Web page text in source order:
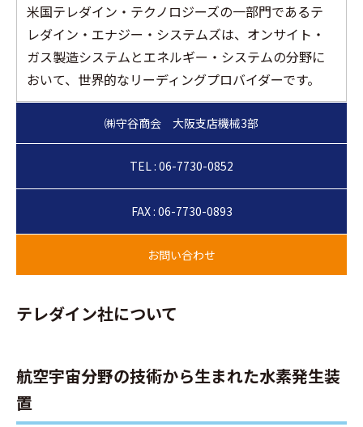
米国テレダイン・テクノロジーズの一部門であるテ
レダイン・エナジー・システムズは、オンサイト・
ガス製造システムとエネルギー・システムの分野に
おいて、世界的なリーディングプロバイダーです。
TEL : 06-7730-0852
FAX : 06-7730-0893
テレダイン社について
航空宇宙分野の技術から生まれた水素発生装
置